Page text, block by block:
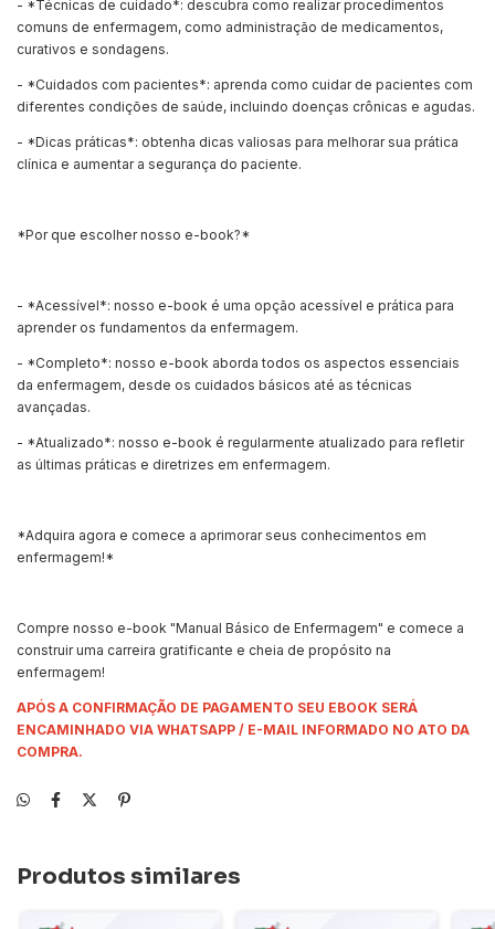
- *Técnicas de cuidado*: descubra como realizar procedimentos
comuns de enfermagem, como administração de medicamentos,
curativos e sondagens.
- *Cuidados com pacientes*: aprenda como cuidar de pacientes com
diferentes condições de saúde, incluindo doenças crônicas e agudas.
- *Dicas práticas*: obtenha dicas valiosas para melhorar sua prática
clínica e aumentar a segurança do paciente.
*Por que escolher nosso e-book?*
- *Acessível*: nosso e-book é uma opção acessível e prática para
aprender os fundamentos da enfermagem.
- *Completo*: nosso e-book aborda todos os aspectos essenciais
da enfermagem, desde os cuidados básicos até as técnicas
avançadas.
- *Atualizado*: nosso e-book é regularmente atualizado para refletir
as últimas práticas e diretrizes em enfermagem.
*Adquira agora e comece a aprimorar seus conhecimentos em
enfermagem!*
Compre nosso e-book "Manual Básico de Enfermagem" e comece a
construir uma carreira gratificante e cheia de propósito na
enfermagem!
APÓS A CONFIRMAÇÃO DE PAGAMENTO SEU EBOOK SERÁ
ENCAMINHADO VIA WHATSAPP / E-MAIL INFORMADO NO ATO DA
COMPRA.
Produtos similares